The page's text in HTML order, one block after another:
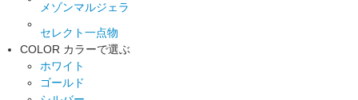
メゾンマルジェラ
セレクト一点物
COLOR カラーで選ぶ
ホワイト
ゴールド